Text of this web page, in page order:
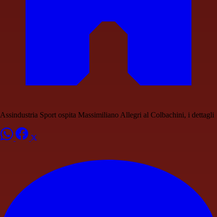
Assindustria Sport ospita Massimiliano Allegri al Colbachini, i dettagli